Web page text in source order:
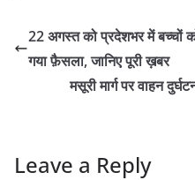
22 अगस्त को प्रदेशभर में बच्चों
गया फ़ैसला, जानिए पूरी ख़बर
मसूरी मार्ग पर वाहन
Leave a Reply